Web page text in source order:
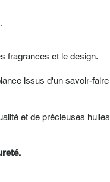
fragrances et le design.
issus d'un savoir-faire
et de précieuses huiles